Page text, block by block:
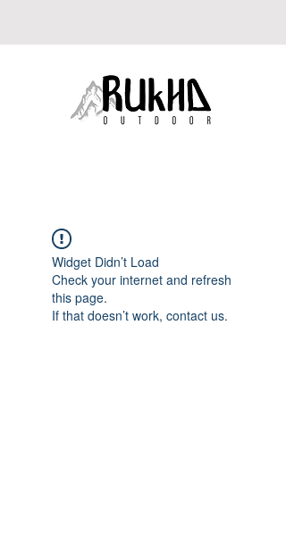
Widget Didn’t Load
Check your internet and refresh
this page.
If that doesn’t work, contact us.